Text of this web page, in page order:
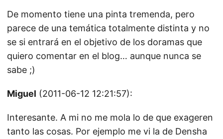
De momento tiene una pinta tremenda, pero
parece de una temática totalmente distinta y no
se si entrará en el objetivo de los doramas que
quiero comentar en el blog… aunque nunca se
sabe ;)
Miguel (2011-06-12 12:21:57):
Interesante. A mi no me mola lo de que exageren
tanto las cosas. Por ejemplo me vi la de Densha